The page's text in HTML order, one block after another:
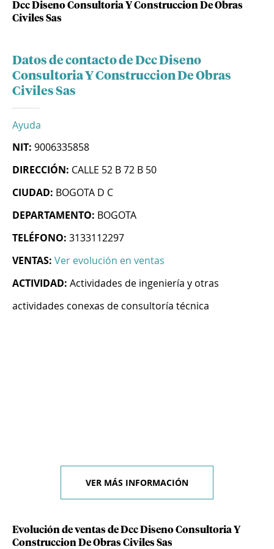
Dcc Diseno Consultoria Y Construccion De Obras
Civiles Sas
Datos de contacto de Dcc Diseno
Consultoria Y Construccion De Obras
Civiles Sas
Ayuda
NIT: 9006335858
DIRECCIÓN: CALLE 52 B 72 B 50
CIUDAD: BOGOTA D C
DEPARTAMENTO: BOGOTA
TELÉFONO: 3133112297
VENTAS: Ver evolución en ventas
ACTIVIDAD: Actividades de ingeniería y otras
actividades conexas de consultoría técnica
VER MÁS INFORMACIÓN
Evolución de ventas de Dcc Diseno Consultoria Y
Construccion De Obras Civiles Sas